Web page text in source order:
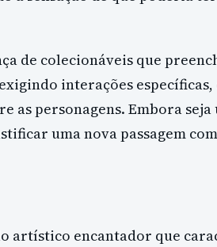
de colecionáveis que
interações
as personagens. Embora seja
uma nova passagem
artístico encantador que